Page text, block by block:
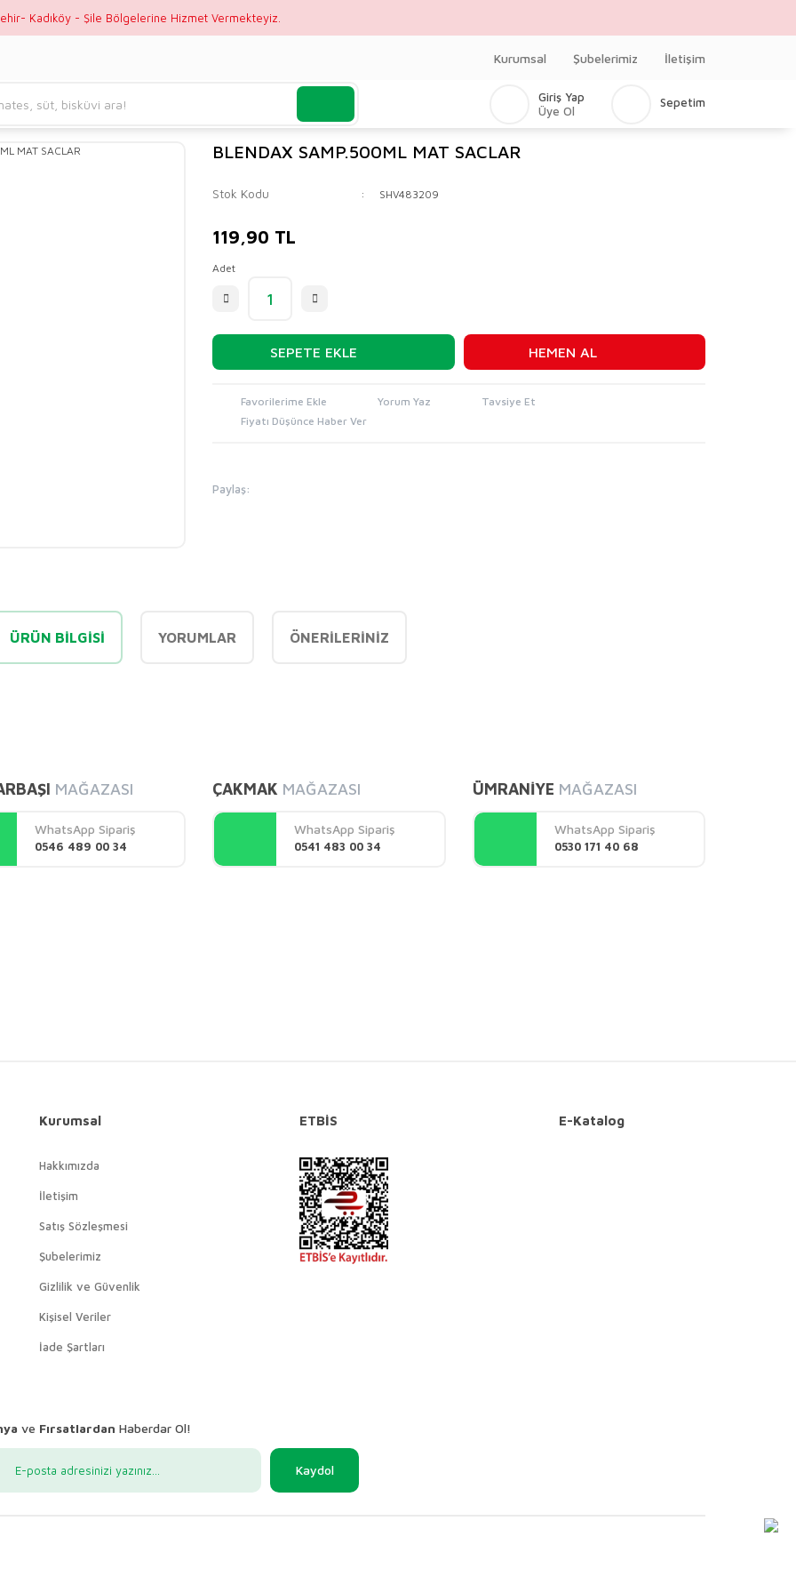
Kadıköy - Şile Bölgelerine Hizmet Vermekteyiz.
Kurumsal Şubelerimiz İletişim
Giriş Yap
Üye Ol
Sepetim
BLENDAX SAMP.500ML MAT SACLAR
Stok Kodu SHV483209
119,90 TL
Adet
SEPETE EKLE HEMEN AL
Yorum Yaz
Tavsiye Et
Fiyatı Düşünce Haber Ver
Paylaş:
ÜRÜN BILGISI YORUMLAR ÖNERILERINIZ
Yorum Yaz
MAĞAZASI
WhatsApp Sipariş
0546 489 00 34
ÇAKMAK MAĞAZASI
WhatsApp Sipariş
0541 483 00 34
ÜMRANİYE MAĞAZASI
WhatsApp Sipariş
0530 171 40 68
Kurumsal
Hakkımızda
İletişim
Satış Sözleşmesi
Şubelerimiz
Gizlilik ve Güvenlik
Kişisel Veriler
İade Şartları
ETBİS E-Katalog
ve Fırsatlardan Haberdar Ol!
Kaydol